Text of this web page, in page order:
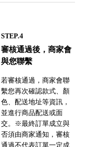
STEP.4
審核通過後，商家會
與您聯繫
若審核通過，商家會聯
繫您再次確認款式、顏
色、配送地址等資訊，
並進行商品配送或面
交。※最終訂單成立與
否須由商家通知，審核
通過不代表訂單一定成